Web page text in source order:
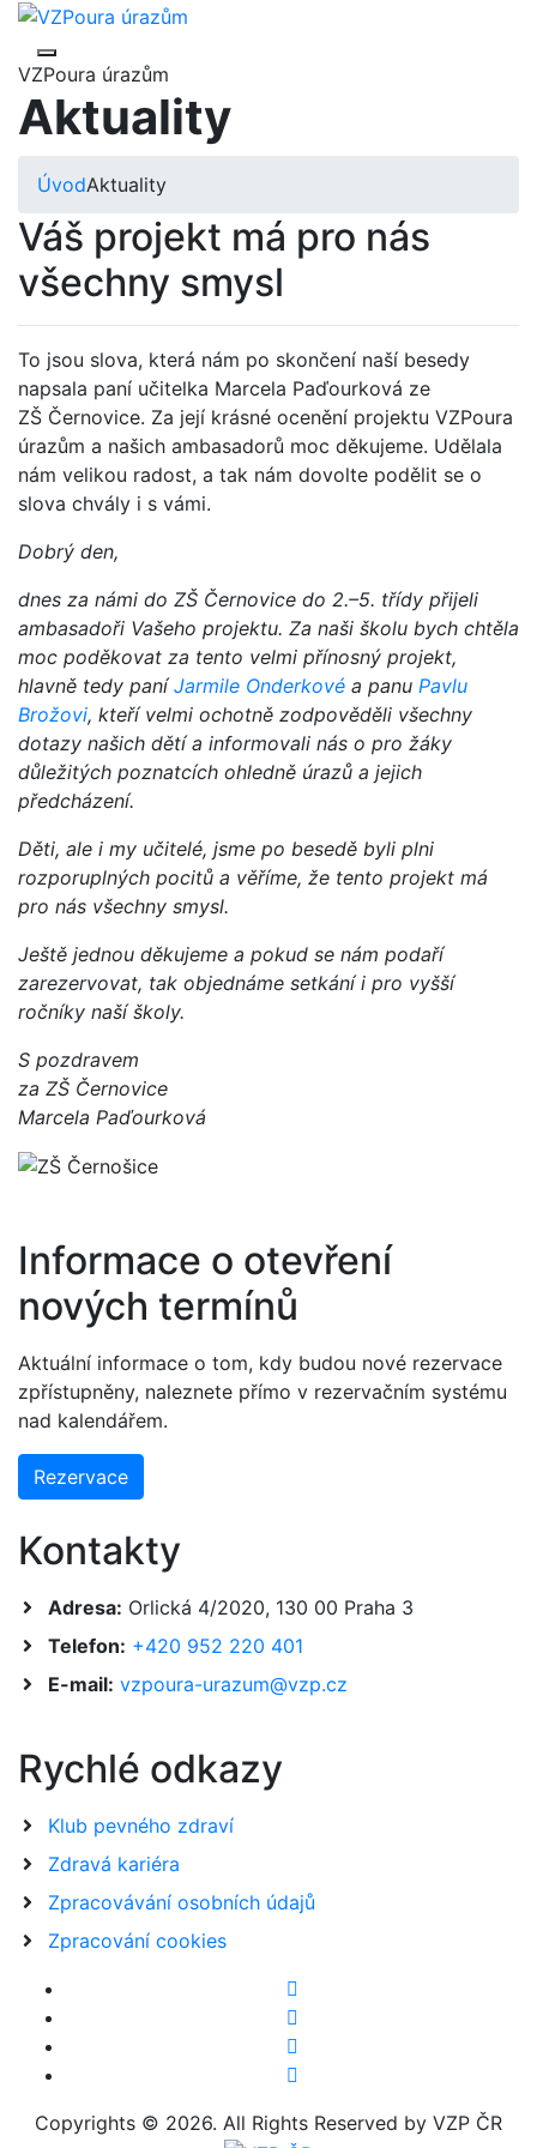
VZPoura úrazům
Aktuality
ÚvodAktuality
Váš projekt má pro nás
všechny smysl
To jsou slova, která nám po skončení naší besedy
napsala paní učitelka Marcela Paďourková ze
ZŠ Černovice. Za její krásné ocenění projektu VZPoura
úrazům a našich ambasadorů moc děkujeme. Udělala
nám velikou radost, a tak nám dovolte podělit se o
slova chvály i s vámi.
Dobrý den,
dnes za námi do ZŠ Černovice do 2.–5. třídy přijeli
ambasadoři Vašeho projektu. Za naši školu bych chtěla
moc poděkovat za tento velmi přínosný projekt,
hlavně tedy paníJarmile Onderkové a panu Pavlu
Brožovi, kteří velmi ochotně zodpověděli všechny
dotazy našich dětí a informovali nás o pro žáky
důležitých poznatcích ohledně úrazů a jejich
předcházení.
Děti, ale i my učitelé, jsme po besedě byli plni
rozporuplných pocitů a věříme, že tento projekt má
pro nás všechny smysl.
Ještě jednou děkujeme a pokud se nám podaří
zarezervovat, tak objednáme setkání i pro vyšší
ročníky naší školy.
S pozdravem
za ZŠ Černovice
Marcela Paďourková
Informace o otevření
nových termínů
Aktuální informace o tom, kdy budou nové rezervace
zpřístupněny, naleznete přímo v rezervačním systému
nad kalendářem.
Rezervace
Kontakty
Adresa: Orlická 4/2020, 130 00 Praha 3
Telefon: +420 952 220 401
E-mail: vzpoura-urazum@vzp.cz
Rychlé odkazy
Klub pevného zdraví
Zdravá kariéra
Zpracovávání osobních údajů
Zpracování cookies
Copyrights © 2026. All Rights Reserved by VZP ČR